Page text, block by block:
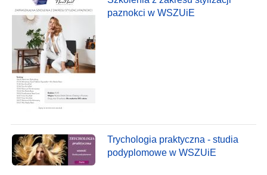
paznokci w WSZUiE
Trychologia praktyczna - studia
podyplomowe w WSZUiE